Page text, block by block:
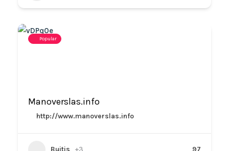
Popular
Manoverslas.info
http://www.manoverslas.info
Buitis +3 97